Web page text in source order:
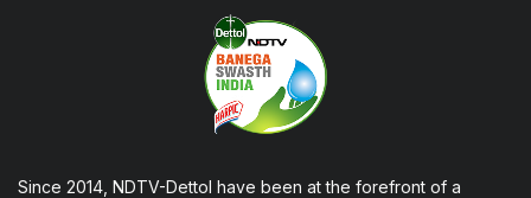
Since 2014, NDTV-Dettol have been at the forefront of a